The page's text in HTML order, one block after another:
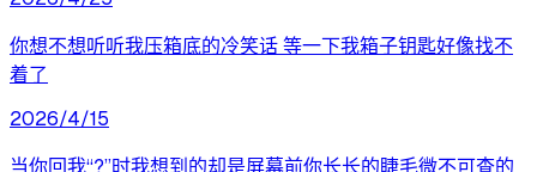
你想不想听听我压箱底的冷笑话 等一下我箱子钥匙好像找不
着了
2026/4/15
当你回我“?”时我想到的却是屏幕前你长长的睫毛微不可查的